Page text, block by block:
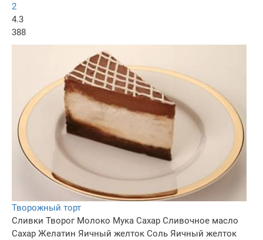
2
4.3
388
Творожный торт
Сливки Творог Молоко Мука Сахар Сливочное масло
Сахар Желатин Яичный желток Соль Яичный желток